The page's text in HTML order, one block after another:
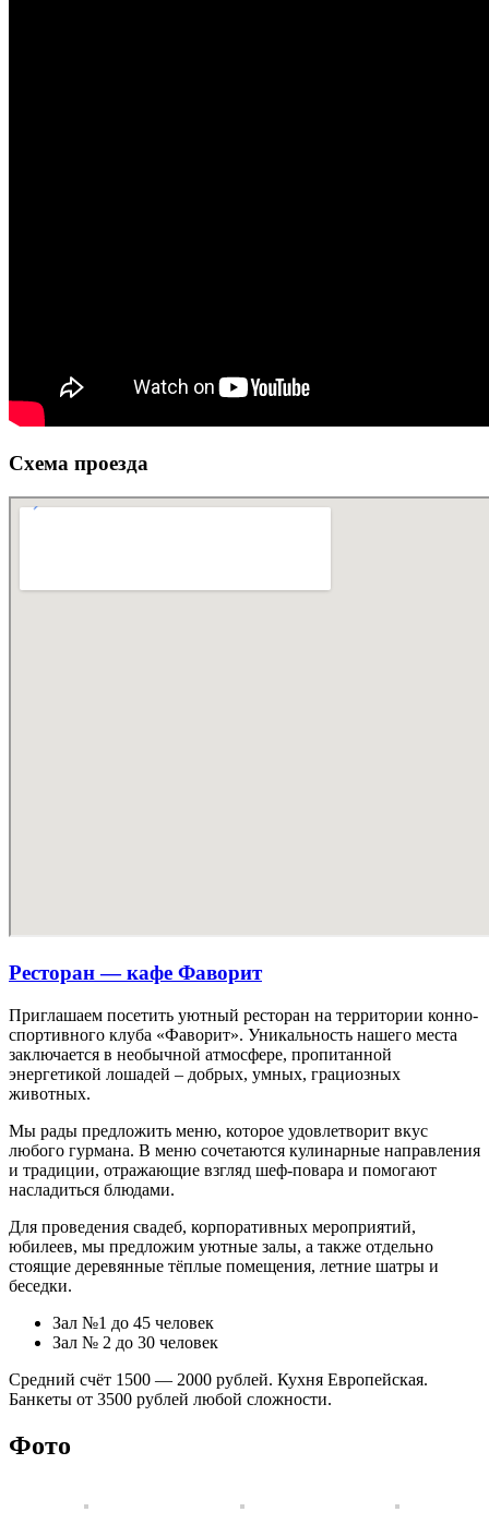
Схема проезда
Ресторан — кафе Фаворит
Приглашаем посетить уютный ресторан на территории конно-
спортивного клуба «Фаворит». Уникальность нашего места
заключается в необычной атмосфере, пропитанной
энергетикой лошадей – добрых, умных, грациозных
животных.
Мы рады предложить меню, которое удовлетворит вкус
любого гурмана. В меню сочетаются кулинарные направления
и традиции, отражающие взгляд шеф-повара и помогают
насладиться блюдами.
Для проведения свадеб, корпоративных мероприятий,
юбилеев, мы предложим уютные залы, а также отдельно
стоящие деревянные тёплые помещения, летние шатры и
беседки.
Зал №1 до 45 человек
Зал № 2 до 30 человек
Средний счёт 1500 — 2000 рублей. Кухня Европейская.
Банкеты от 3500 рублей любой сложности.
Фото